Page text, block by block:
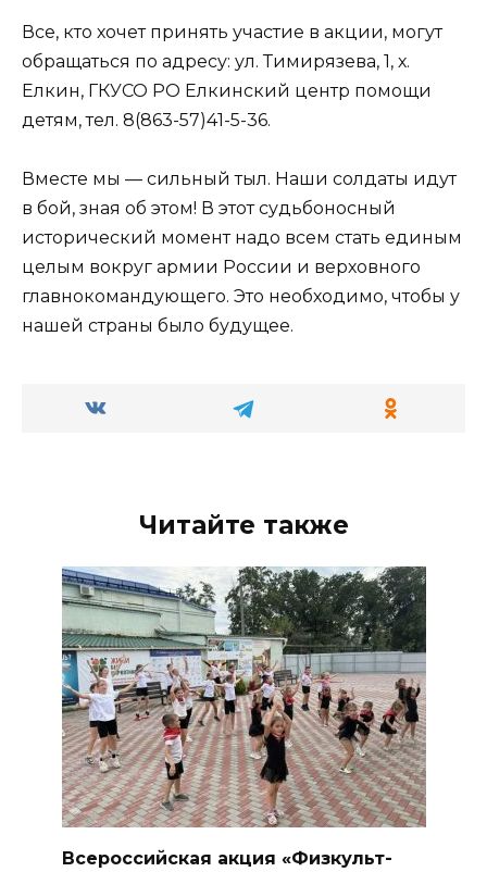
Все, кто хочет принять участие в акции, могут
обращаться по адресу: ул. Тимирязева, 1, х.
Eлкин, ГКУСО РО Eлкинский центр помощи
детям, тел. 8(863-57)41-5-36.
Вместе мы — сильный тыл. Наши солдаты идут
в бой, зная об этом! В этот судьбоносный
исторический момент надо всем стать единым
целым вокруг армии России и верховного
главнокомандующего. Это необходимо, чтобы у
нашей страны было будущее.
Читайте также
Всероссийская акция «Физкульт-